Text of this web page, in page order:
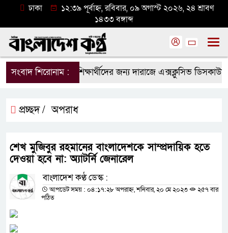
ঢাকা
১২:৩৯ পূর্বাহ্ন, রবিবার, ০৯ অগাস্ট ২০২৬, ২৪ শ্রাবণ
১৪৩৩ বঙ্গাব্দ
সংবাদ শিরোনাম :শিক্ষার্থীদের জন্য দারাজে এক্সক্লুসিভ
প্রচ্ছদ / অপরাধ
শেখ মুজিবুর রহমানের বাংলাদেশকে সাম্প্রদায়িক হতে
দেওয়া হবে না: অ্যাটর্নি জেনারেল
বাংলাদেশ কণ্ঠ ডেস্ক :
আপডেট সময় : ০৪:১৭:২৮ অপরাহ্ন, শনিবার, ২০ মে ২০২৩
২৫৭ বার
পঠিত